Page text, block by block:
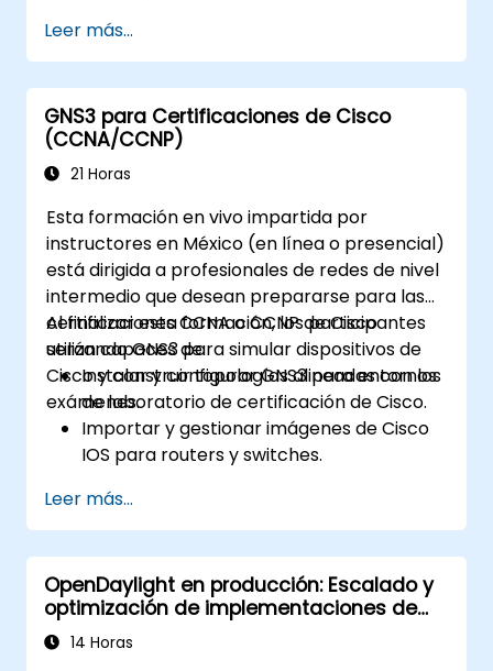
Leer más...
GNS3 para Certificaciones de Cisco
(CCNA/CCNP)
21 Horas
Esta formación en vivo impartida por
instructores en México (en línea o presencial)
está dirigida a profesionales de redes de nivel
intermedio que desean prepararse para las
certificaciones CCNA o CCNP de Cisco
utilizando GNS3 para simular dispositivos de
Cisco y construir topologías alineadas con los
exámenes.
Al finalizar esta formación, los participantes
serán capaces de:
Instalar y configurar GNS3 para entornos
de laboratorio de certificación de Cisco.
Importar y gestionar imágenes de Cisco
IOS para routers y switches.
con los objetivos de los exámenes CCNA y
CCNP.
Practicar escenarios de enrutamiento,
conmutación y resolución de problemas
del mundo real.
Leer más...
OpenDaylight en producción: Escalado y
optimización de implementaciones de
SDN14 Horas